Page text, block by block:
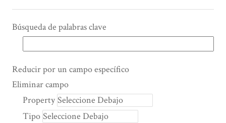
Búsqueda de palabras clave
Number
rows
Reducir por un campo específico
Search Property
Tipo de búsqueda
Términos de búsqueda
Ensamblador de Búsqueda
Eliminar campo
Property
Tipo